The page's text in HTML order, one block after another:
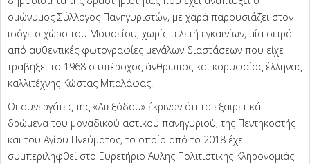
ομώνυμος Σύλλογος Πανηγυριστών, με χαρά παρουσιάζει στον
ισόγειο χώρο του Μουσείου, χωρίς τελετή εγκαινίων, μία σειρά
από αυθεντικές φωτογραφίες μεγάλων διαστάσεων που είχε
τραβήξει το 1968 ο υπέροχος άνθρωπος και κορυφαίος έλληνας
καλλιτέχνης Κώστας Μπαλάφας.
Οι συνεργάτες της «Διεξόδου» έκριναν ότι τα εξαιρετικά
δρώμενα του μοναδικού αστικού πανηγυριού, της Πεντηκοστής
και του Αγίου Πνεύματος, το οποίο από το 2018 έχει
συμπεριληφθεί στο Ευρετήριο Άυλης Πολιτιστικής Κληρονομιάς